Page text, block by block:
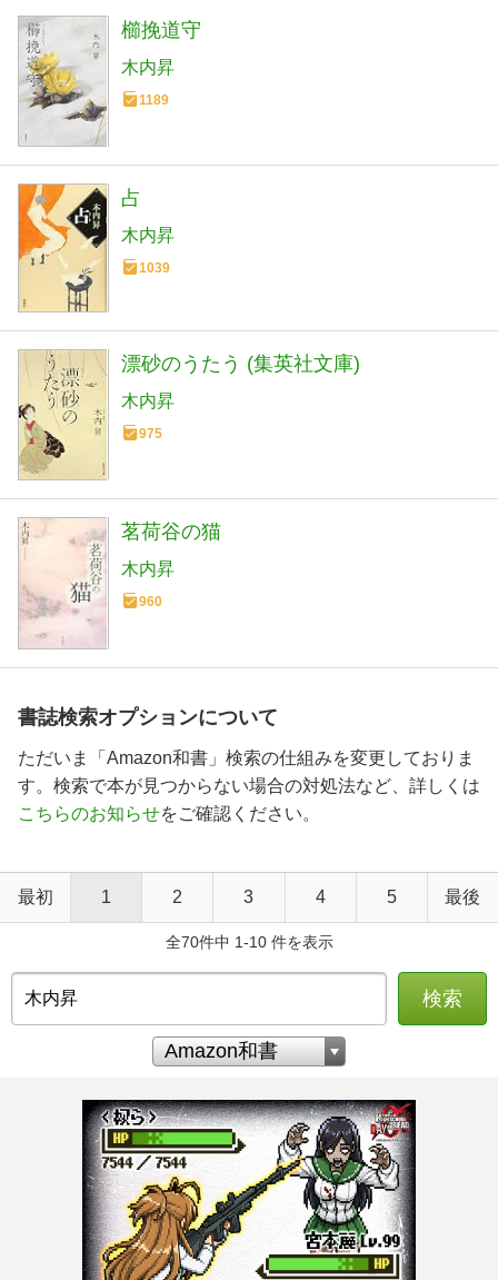
櫛挽道守
木内昇
1189
占
木内昇
1039
漂砂のうたう (集英社文庫)
木内昇
975
茗荷谷の猫
木内昇
960
書誌検索オプションについて
ただいま「Amazon和書」検索の仕組みを変更しておりま
す。検索で本が見つからない場合の対処法など、詳しくは
こちらのお知らせをご確認ください。
最初 1 2 3 4 5 最後
全70件中 1-10 件を表示
検索